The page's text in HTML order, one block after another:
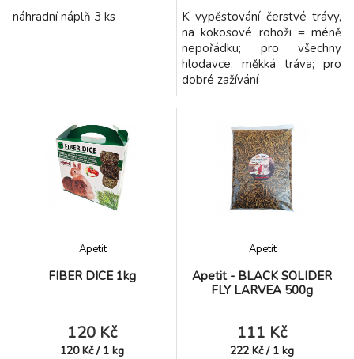
náhradní náplň 3 ks
K vypěstování čerstvé trávy,
na kokosové rohoži = méně
nepořádku; pro všechny
hlodavce; měkká tráva; pro
dobré zažívání
FIBER DICE 1kg
Apetit
120 Kč
120 Kč / 1 kg
Apetit - BLACK SOLIDER
FLY LARVEA 500g
Apetit
111 Kč
222 Kč / 1 kg